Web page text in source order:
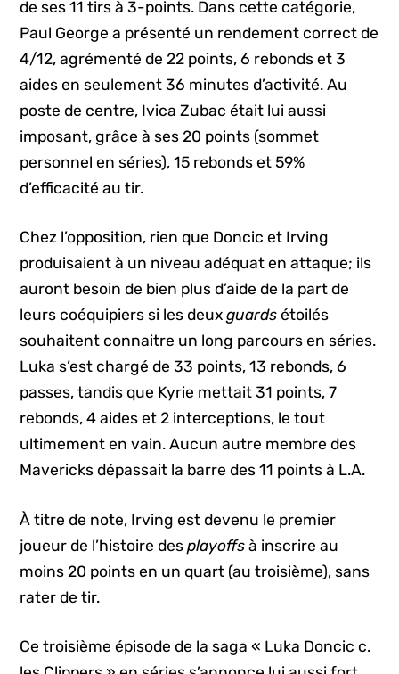
de ses 11 tirs à 3-points. Dans cette catégorie,
Paul George a présenté un rendement correct de
4/12, agrémenté de 22 points, 6 rebonds et 3
aides en seulement 36 minutes d’activité. Au
poste de centre, Ivica Zubac était lui aussi
imposant, grâce à ses 20 points (sommet
personnel en séries), 15 rebonds et 59%
d’efficacité au tir.
Chez l’opposition, rien que Doncic et Irving
produisaient à un niveau adéquat en attaque; ils
auront besoin de bien plus d’aide de la part de
leurs coéquipiers si les deuxguardsétoilés
souhaitent connaitre un long parcours en séries.
Luka s’est chargé de 33 points, 13 rebonds, 6
passes, tandis que Kyrie mettait 31 points, 7
rebonds, 4 aides et 2 interceptions, le tout
ultimement en vain. Aucun autre membre des
Mavericks dépassait la barre des 11 points à L.A.
À titre de note, Irving est devenu le premier
joueur de l’histoire desplayoffsà inscrire au
moins 20 points en un quart (au troisième), sans
rater de tir.
Ce troisième épisode de la saga « Luka Doncic c.